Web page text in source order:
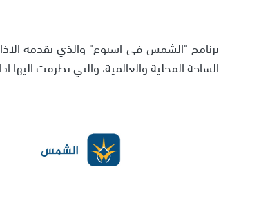
برنامج "الشمس في اسبوع" والذي يقدمه
الساحة المحلية والعالمية، والتي تطرقت